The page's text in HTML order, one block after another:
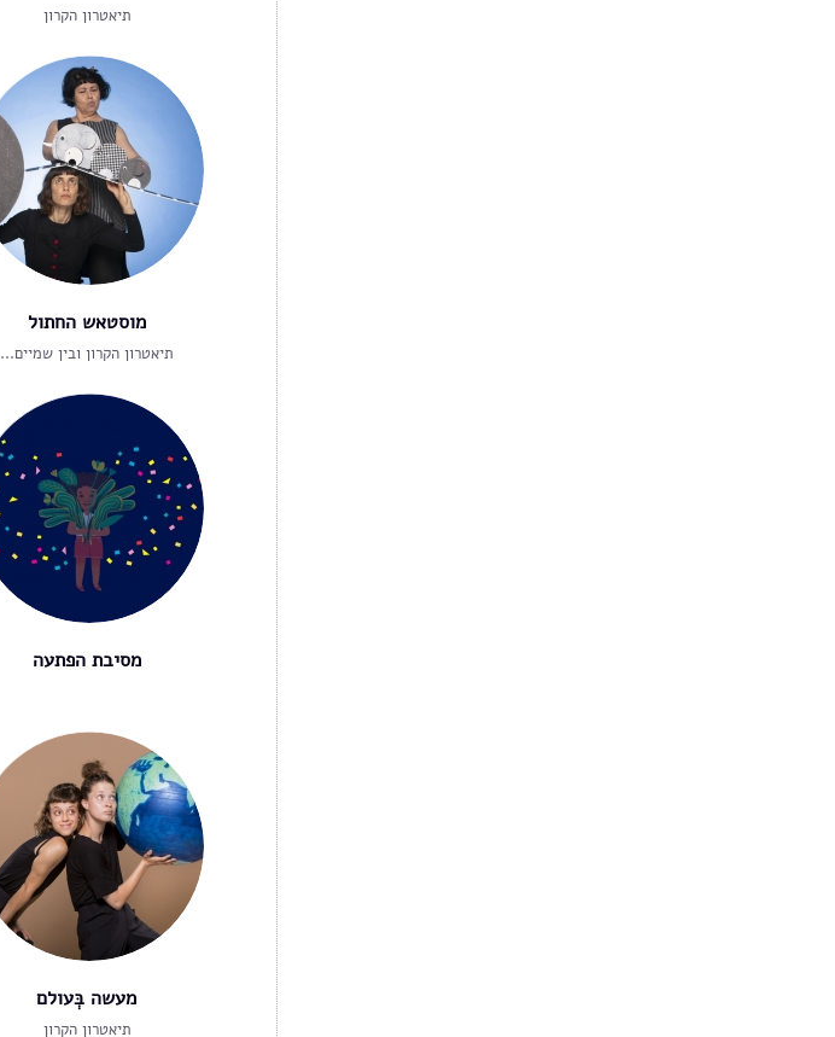
תיאטרון הקרון
מוסטאש החתול
תיאטרון הקרון ובין שמיים...
מסיבת הפתעה
מעשה בְּעולם
תיאטרון הקרון